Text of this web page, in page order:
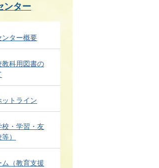
ンター
ター概要
科用図書の
トライン
・学習・友
）
（教育支援